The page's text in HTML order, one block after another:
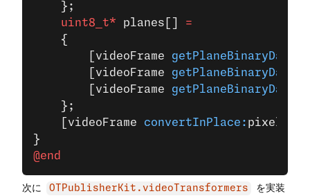
    };
    uint8_t*
planes[] =
    {
        [videoFrame
getPlaneBinaryData:0
        [videoFrame
getPlaneBinaryData:2
        [videoFrame
getPlaneBinaryData:1
    };
    [videoFrame
convertInPlace:
}
@end
次に OTPublisherKit.videoTransformers
を実装